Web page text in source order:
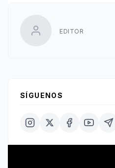
EDITOR
SÍGUENOS